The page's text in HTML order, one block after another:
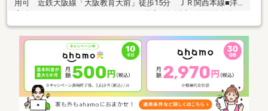
用可 近鉄大阪線「大阪教育大前」徒歩15分 ＪＲ関西本線■洋
5.7Mあり、駐車も楽々■リビング横に客間としても使える和室あ
り■オール電化■南向きバルコニーで日当たり良好■公園が多く、
自然豊かな立地～周辺環境～セブン-イレブン 柏原田辺店徒歩１０
分スーパーマルヒ国分店徒歩１５分※設備修補を含む売主の契約
不適合責任免責※図面と現況が異なる場合は現況優先とします※掲
載画像はAIを使用した空き家イメージです。現況は居住中のた
め、家具等がございます